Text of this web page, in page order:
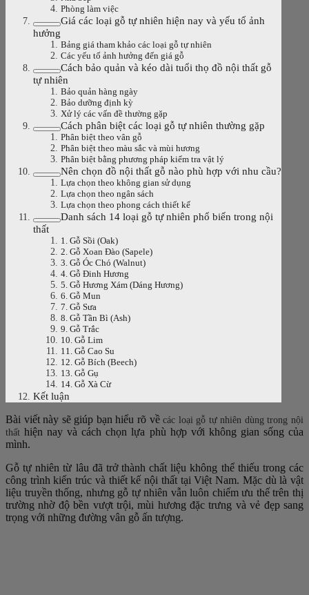
Phòng làm việc
Giá các loại gỗ tự nhiên hiện nay và yếu tố ảnh
hưởng
Bảng giá tham khảo các loại gỗ tự nhiên
Các yếu tố ảnh hưởng đến giá gỗ
Cách bảo quản và kéo dài tuổi thọ đồ nội thất gỗ
tự nhiên
Bảo quản hàng ngày
Bảo dưỡng định kỳ
Xử lý các vấn đề thường gặp
Cách phân biệt các loại gỗ tự nhiên thường gặp
Phân biệt theo vân gỗ
Phân biệt theo màu sắc và mùi hương
Phân biệt bằng phương pháp kiểm tra vật lý
Nên chọn đồ nội thất gỗ nào phù hợp với nhu cầu?
Lựa chọn theo không gian sử dụng
Lựa chọn theo ngân sách
Lựa chọn theo phong cách thiết kế
Danh sách 14 loại gỗ tự nhiên phổ biến trong nội
thất
1. Gỗ Sồi (Oak)
2. Gỗ Xoan Đào (Sapele)
3. Gỗ Óc Chó (Walnut)
4. Gỗ Đinh Hương
5. Gỗ Hương Xám (Dáng Hương)
6. Gỗ Mun
7. Gỗ Sưa
8. Gỗ Tần Bì (Ash)
9. Gỗ Trắc
10. Gỗ Lim
11. Gỗ Cao Su
12. Gỗ Bích (Beech)
13. Gỗ Gụ
14. Gỗ Xà Cừ
Kết luận
Bài viết này sẽ giúp bạn hiểu rõ vềcác loại gỗ tự nhiên dùng trong nội
thất hiện nay và cách chọn lựa phù hợp với không gian sống của
mình.
Gỗ tự nhiên từ lâu đã trở thành chất liệu không thể thiếu trong các
công trình kiến trúc và thiết kế nội thất tại Việt Nam. Mặc dù là vật
liệu truyền thống, nhưng gỗ tự nhiên vẫn luôn chiếm ưu thế trên thị
trường nhờ độ bền vượt trội, mùi hương đặc trưng và vẻ đẹp sang
trọng với những đường vân gỗ ấn tượng.